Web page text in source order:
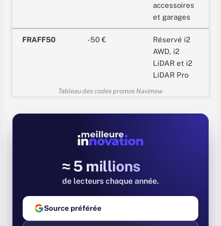
accessoires
et garages
FRAFF50 -50 €
Réservé i2
AWD, i2
LiDAR et i2
LiDAR Pro
Tableau des codes promos Navimow
≈ 5 millions
de lecteurs chaque année
Source préférée